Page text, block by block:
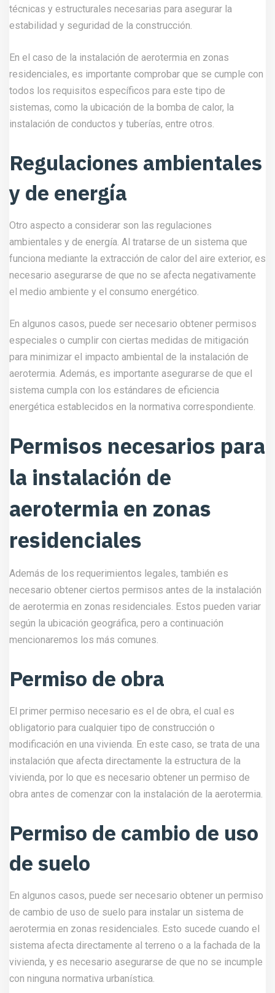
técnicas y estructurales necesarias para asegurar la
estabilidad y seguridad de la construcción.
En el caso de la instalación de aerotermia en zonas
residenciales, es importante comprobar que se cumple con
todos los requisitos específicos para este tipo de
sistemas, como la ubicación de la bomba de calor, la
instalación de conductos y tuberías, entre otros.
Regulaciones ambientales
y de energía
Otro aspecto a considerar son las regulaciones
ambientales y de energía. Al tratarse de un sistema que
funciona mediante la extracción de calor del aire exterior, es
necesario asegurarse de que no se afecta negativamente
el medio ambiente y el consumo energético.
En algunos casos, puede ser necesario obtener permisos
especiales o cumplir con ciertas medidas de mitigación
para minimizar el impacto ambiental de la instalación de
aerotermia. Además, es importante asegurarse de que el
sistema cumpla con los estándares de eficiencia
energética establecidos en la normativa correspondiente.
Permisos necesarios para
la instalación de
aerotermia en zonas
residenciales
Además de los requerimientos legales, también es
necesario obtener ciertos permisos antes de la instalación
de aerotermia en zonas residenciales. Estos pueden variar
según la ubicación geográfica, pero a continuación
mencionaremos los más comunes.
Permiso de obra
El primer permiso necesario es el de obra, el cual es
obligatorio para cualquier tipo de construcción o
modificación en una vivienda. En este caso, se trata de una
instalación que afecta directamente la estructura de la
vivienda, por lo que es necesario obtener un permiso de
obra antes de comenzar con la instalación de la aerotermia.
Permiso de cambio de uso
de suelo
En algunos casos, puede ser necesario obtener un permiso
de cambio de uso de suelo para instalar un sistema de
aerotermia en zonas residenciales. Esto sucede cuando el
sistema afecta directamente al terreno o a la fachada de la
vivienda, y es necesario asegurarse de que no se incumple
con ninguna normativa urbanística.